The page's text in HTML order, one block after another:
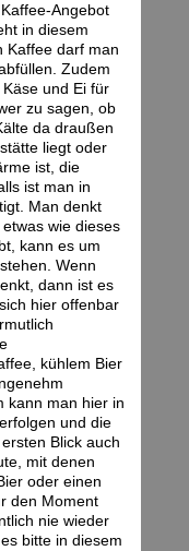
Angebot
in diesem
Kaffee darf man
Zudem
und Ei für
zu sagen, ob
da draußen
liegt oder
ist, die
ist man in
Man denkt
wie dieses
kann es um
Wenn
dann ist es
hier offenbar
kühlem Bier
kann man hier in
und die
Blick auch
mit denen
oder einen
den Moment
nie wieder
bitte in diesem